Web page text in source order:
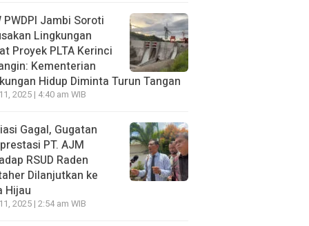
PWDPI Jambi Soroti
Lingkungan
Proyek PLTA Kerinci
Kementerian
Hidup Diminta Turun Tangan
2025 | 4:40 am WIB
Gagal, Gugatan
PT. AJM
RSUD Raden
Dilanjutkan ke
Hijau
2025 | 2:54 am WIB